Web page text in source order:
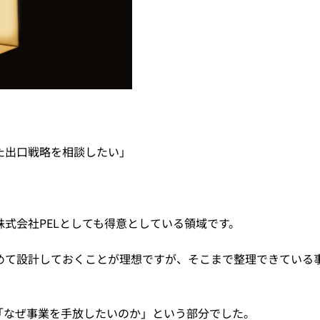
口戦略を相談したい」
会社PELとしても得意としている領域です。
設計しておくことが理想ですが、そこまで整理できている
ぜ事業を手放したいのか」という部分でした。